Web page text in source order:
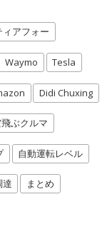
ィアフォー
Waymo Tesla
Didi Chuxing
ぶクルマ
自動運転レベル
達 まとめ